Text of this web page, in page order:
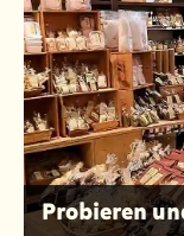
Probieren